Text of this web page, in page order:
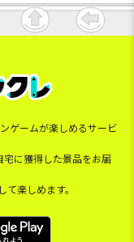
ゲームが楽しめるサービ
に獲得した景品をお届
楽しめます。